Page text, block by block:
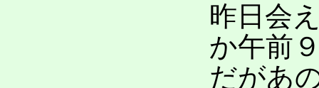
昨日会
か午前
だがあ